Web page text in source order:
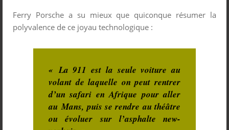
Ferry Porsche a su mieux que quiconque résumer la
polyvalence de ce joyau technologique :
« La 911 est la seule voiture au
volant de laquelle on peut rentrer
d’un safari en Afrique pour aller
au Mans, puis se rendre au théâtre
ou évoluer sur l’asphalte new-